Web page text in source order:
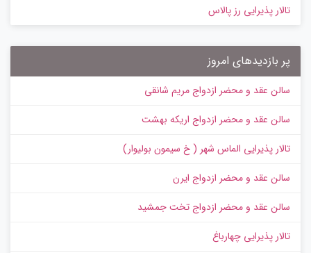
تالار پذیرایی رز پالاس
پر بازدیدهای امروز
سالن عقد و محضر ازدواج مریم شانقی
سالن عقد و محضر ازدواج اریکه بهشت
تالار پذیرایی الماس شهر ( خ سیمون بولیوار)
سالن عقد و محضر ازدواج ایرن
سالن عقد و محضر ازدواج تخت جمشید
تالار پذیرایی چهارباغ